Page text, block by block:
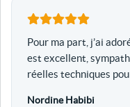
Pour ma part, j’ai
est excellent,
réelles techniques
Nordine Habibi